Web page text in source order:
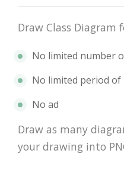
Draw Class Diagram
No limited number
No limited period of
No ad
Draw as many
your drawing into